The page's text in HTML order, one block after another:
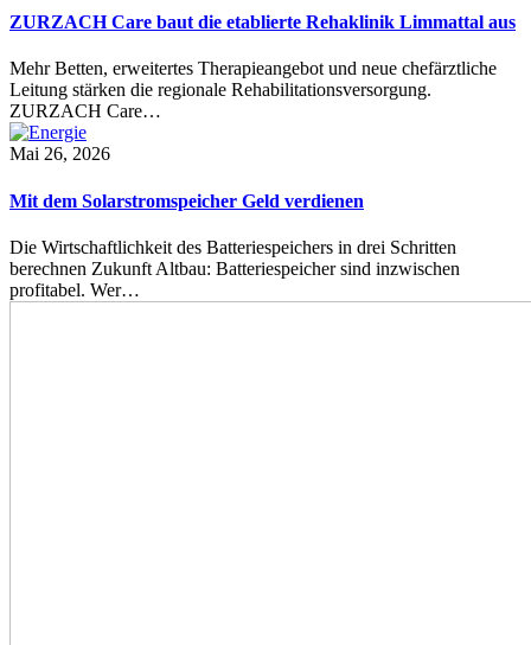
ZURZACH Care baut die etablierte Rehaklinik Limmattal aus
Mehr Betten, erweitertes Therapieangebot und neue chefärztliche
Leitung stärken die regionale Rehabilitationsversorgung.
ZURZACH Care…
Mai 26, 2026
Mit dem Solarstromspeicher Geld verdienen
Die Wirtschaftlichkeit des Batteriespeichers in drei Schritten
berechnen Zukunft Altbau: Batteriespeicher sind inzwischen
profitabel. Wer…